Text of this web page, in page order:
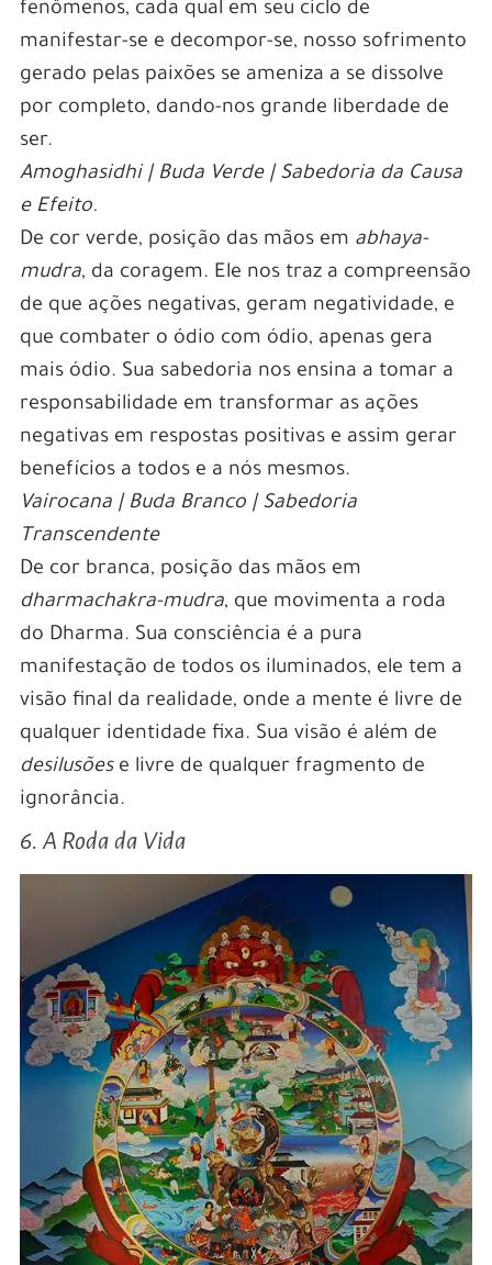
fenômenos, cada qual em seu ciclo de
manifestar-se e decompor-se, nosso sofrimento
gerado pelas paixões se ameniza a se dissolve
por completo, dando-nos grande liberdade de
ser.
Amoghasidhi | Buda Verde | Sabedoria da Causa
e Efeito.
De cor verde, posição das mãos em abhaya-
mudra, da coragem. Ele nos traz a compreensão
de que ações negativas, geram negatividade, e
que combater o ódio com ódio, apenas gera
mais ódio. Sua sabedoria nos ensina a tomar a
responsabilidade em transformar as ações
negativas em respostas positivas e assim gerar
benefícios a todos e a nós mesmos.
Vairocana | Buda Branco | Sabedoria
Transcendente
De cor branca, posição das mãos em
dharmachakra-mudra, que movimenta a roda
do Dharma. Sua consciência é a pura
manifestação de todos os iluminados, ele tem a
visão final da realidade, onde a mente é livre de
qualquer identidade fixa. Sua visão é além de
desilusõese livre de qualquer fragmento de
ignorância.
6. A Roda da Vida